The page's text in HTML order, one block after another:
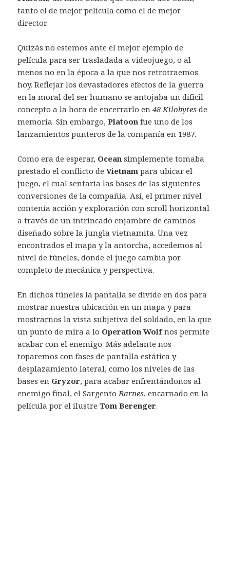
tanto el de mejor película como el de mejor
director.
Quizás no estemos ante el mejor ejemplo de
película para ser trasladada a videojuego, o al
menos no en la época a la que nos retrotraemos
hoy. Reflejar los devastadores efectos de la guerra
en la moral del ser humano se antojaba un difícil
concepto a la hora de encerrarlo en48 Kilobytesde
memoria. Sin embargo,Platoonfue uno de los
lanzamientos punteros de la compañía en 1987.
Como era de esperar, Oceansimplemente tomaba
prestado el conflicto deVietnampara ubicar el
juego, el cual sentaría las bases de las siguientes
conversiones de la compañía. Así, el primer nivel
contenía acción y exploración con scroll horizontal
a través de un intrincado enjambre de caminos
diseñado sobre la jungla vietnamita. Una vez
encontrados el mapa y la antorcha, accedemos al
nivel de túneles, donde el juego cambia por
completo de mecánica y perspectiva.
En dichos túneles la pantalla se divide en dos para
mostrar nuestra ubicación en un mapa y para
mostrarnos la vista subjetiva del soldado, en la que
un punto de mira a lo Operation Wolfnos permite
acabar con el enemigo. Más adelante nos
toparemos con fases de pantalla estática y
desplazamiento lateral, como los niveles de las
bases en Gryzor, para acabar enfrentándonos al
enemigo final, el SargentoBarnes, encarnado en la
película por el ilustreTom Berenger.